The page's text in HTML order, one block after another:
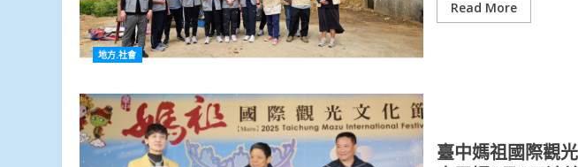
地方.社會
Read More
臺中媽祖國際觀